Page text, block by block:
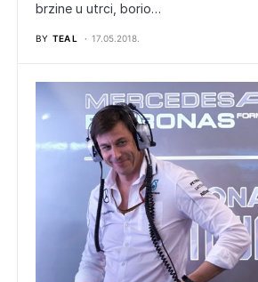
brzine u utrci, borio…
BY TEA L 17.05.2018.